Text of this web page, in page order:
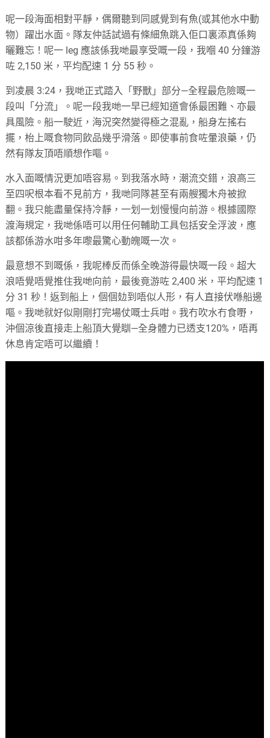
呢一段海面相對平靜，偶爾聽到同感覺到有魚(或其他水中動
物）躍出水面。隊友仲話試過有條細魚跳入佢口裏添真係夠
曬難忘！呢一 leg 應該係我哋最享受嘅一段，我嗰 40 分鐘游
咗 2,150 米，平均配速 1 分 55 秒。
到凌晨 3:24，我哋正式踏入「野獸」部分—全程最危險嘅一
段叫「分流」。呢一段我哋一早已經知道會係最困難、亦最
具風險。船一駛近，海況突然變得極之混亂，船身左搖右
擺，枱上嘅食物同飲品幾乎滑落。即使事前食咗暈浪藥，仍
然有隊友頂唔順想作嘔。
水入面嘅情況更加唔容易。到我落水時，潮流交錯，浪高三
至四呎根本看不見前方，我哋同隊甚至有兩艘獨木舟被掀
翻。我只能盡量保持冷靜，一划一划慢慢向前游。根據國際
渡海規定，我哋係唔可以用任何輔助工具包括安全浮波，應
該都係游水咁多年嚟最驚心動魄嘅一次。
最意想不到嘅係，我呢棒反而係全晚游得最快嘅一段。超大
浪唔覺唔覺推住我哋向前，最後竟游咗 2,400 米，平均配速 1
分 31 秒！返到船上，個個攰到唔似人形，有人直接伏喺船邊
嘔。我哋就好似剛剛打完場仗嘅士兵咁。我冇吹水冇食嘢，
沖個涼後直接走上船頂大覺瞓—全身體力已透支120%，唔再
休息肯定唔可以繼續！